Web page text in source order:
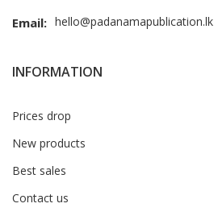
Email: hello@padanamapublication.lk
INFORMATION
Prices drop
New products
Best sales
Contact us